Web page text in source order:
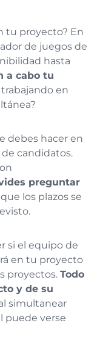
tu proyecto? En
de juegos de
hasta
a cabo tu
en
debes hacer en
candidatos.
preguntar
los plazos se
si el equipo de
en tu proyecto
proyectos. Todo
y de su
simultanear
puede verse